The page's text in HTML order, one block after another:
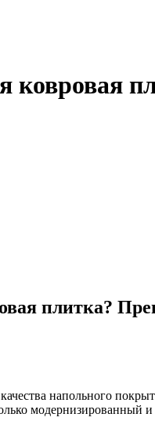
ковровая
плитка?
напольного
модернизированный